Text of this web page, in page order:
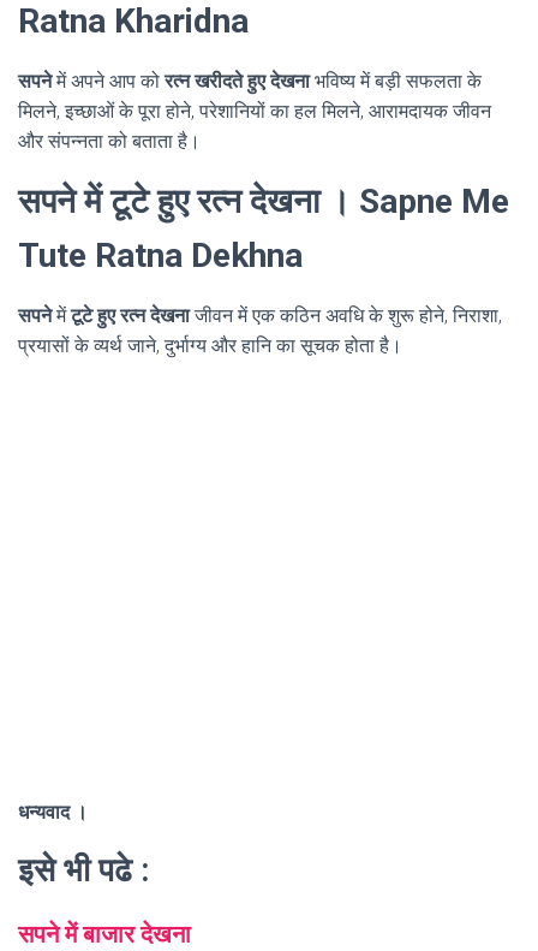
Ratna Kharidna
सपनेमें अपने आप कोरत्न खरीदते हुए देखनाभविष्य में बड़ी सफलता के
मिलने, इच्छाओं के पूरा होने, परेशानियों का हल मिलने, आरामदायक जीवन
और संपन्नता को बताता है।
सपने में टूटे हुए रत्न देखना । Sapne Me
Tute Ratna Dekhna
सपनेमेंटूटे हुए रत्न देखनाजीवन में एक कठिन अवधि के शुरू होने, निराशा,
प्रयासों के व्यर्थ जाने, दुर्भाग्य और हानि का सूचक होता है।
धन्यवाद ।
इसे भी पढे :
सपने में बाजार देखना